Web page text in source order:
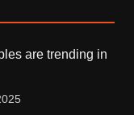
are trending in